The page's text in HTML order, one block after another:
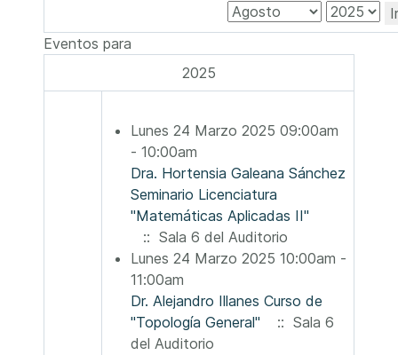
Eventos para
2025
Lunes 24 Marzo 2025 09:00am
- 10:00am
Dra. Hortensia Galeana Sánchez
Seminario Licenciatura
"Matemáticas Aplicadas II"
:: Sala 6 del Auditorio
Lunes 24 Marzo 2025 10:00am -
11:00am
Dr. Alejandro Illanes Curso de
"Topología General"
:: Sala 6
del Auditorio